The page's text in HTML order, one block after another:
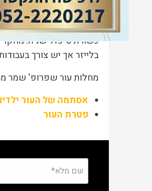
על אף שטיפולים
נוכחות פסוריאזיס
כשורת טיפול שניה.
בלייזר אך יש צורך
מחלות עור שפרופ' שמר
אסתמה של העור
פטרת העור